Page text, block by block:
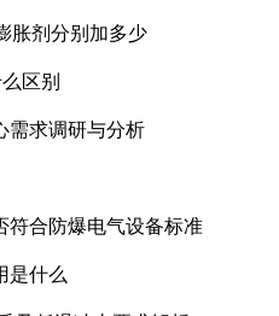
胀剂分别加多少
区别
需求调研与分析
符合防爆电气设备标准
是什么